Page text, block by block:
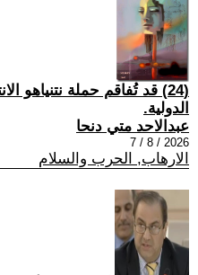
(24) قد تُفاقم حملة نتنياهو
الدولية.
عبدالاحد متي دنحا
2026 / 8 / 7
الارهاب, الحرب والسلام